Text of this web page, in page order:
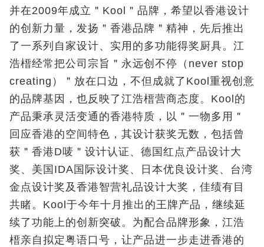
并在2009年成立＂Kool＂品牌，希望以香港设计
的创新力量，发扬＂香港品牌＂精神，先后推出
了一系列自家设计、实用的多功能得奖厨具。江
浩榗经常把公司宗旨＂永远创不停（never stop
creating）＂放在口边，不但成就了Kool重视创意
的品牌基因，也反映了江浩榗营商态度。Kool的
产品秉承灵活变通的香港特质，以＂一物多用＂
回应香港的空间特色，其设计获奖无数，包括曾
获＂香港D唛＂设计认证、德国红点产品设计大
奖、美国IDA国际设计奖、日本优良设计奖、台湾
金点设计奖及香港智营礼品设计大奖，佳绩有目
共睹。Kool于今年十月推出的王牌产品，继续延
续了功能上的创新突破。为配合品牌形象，江浩
榗亲自拟定粤语口号，让产品进一步走进香港的